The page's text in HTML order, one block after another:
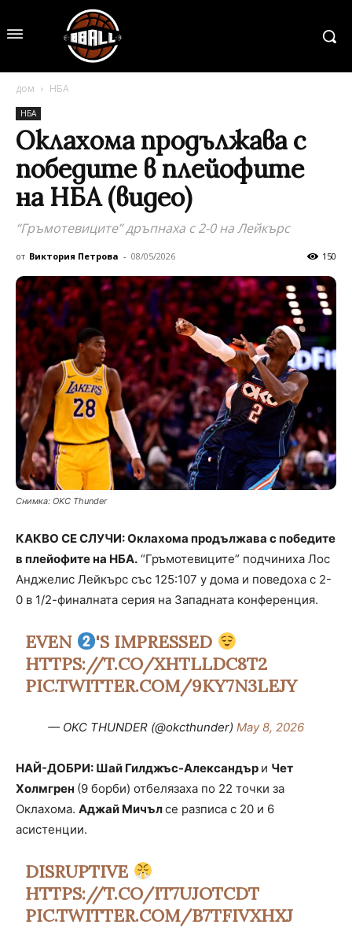
дом НБА
НБА
Оклахома продължава с
победите в плейофите
на НБА (видео)
“Гръмотевиците” дръпнаха с 2-0 на Лейкърс
от Виктория Петрова - 08/05/2026 150
Снимка: OKC Thunder
КАКВО СЕ СЛУЧИ: Оклахома продължава с победите
в плейофите на НБА. “Гръмотевиците” подчиниха Лос
Анджелис Лейкърс със 125:107 у дома и поведоха с 2-
0 в 1/2-финалната серия на Западната конференция.
EVEN
'S IMPRESSED
HTTPS://T.CO/XHTLLDC8T2
PIC.TWITTER.COM/9KY7N3LEJY
— OKC THUNDER (@okcthunder) May 8, 2026
НАЙ-ДОБРИ: Шай Гилджъс-Александър и Чет
Холмгрен (9 борби) отбелязаха по 22 точки за
Оклахома. Аджай Мичълсе разписа с 20 и 6
асистенции.
DISRUPTIVE
HTTPS://T.CO/IT7UJOTCDT
PIC.TWITTER.COM/B7TFIVXHXJ